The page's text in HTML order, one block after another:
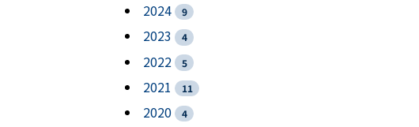
2024 9
2023 4
2022 5
2021 11
2020 4